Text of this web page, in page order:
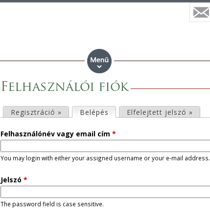
Felhasználói fiók
l
s
ő
d
Regisztráció » Belépés (aktív fül)Elfelejtett jelszó »
Felhasználónév vagy email cím *
You may login with either your assigned username or your e-mail address.
Jelszó *
The password field is case sensitive.